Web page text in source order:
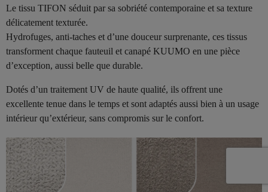
Le tissu TIFON séduit par sa sobriété contemporaine et sa texture
délicatement texturée.
Hydrofuges, anti-taches et d’une douceur surprenante, ces tissus
transforment chaque fauteuil et canapé KUUMO en une pièce
d’exception, aussi belle que durable.
Dotés d’un traitement UV de haute qualité, ils offrent une
excellente tenue dans le temps et sont adaptés aussi bien à un usage
intérieur qu’extérieur, sans compromis sur le confort.